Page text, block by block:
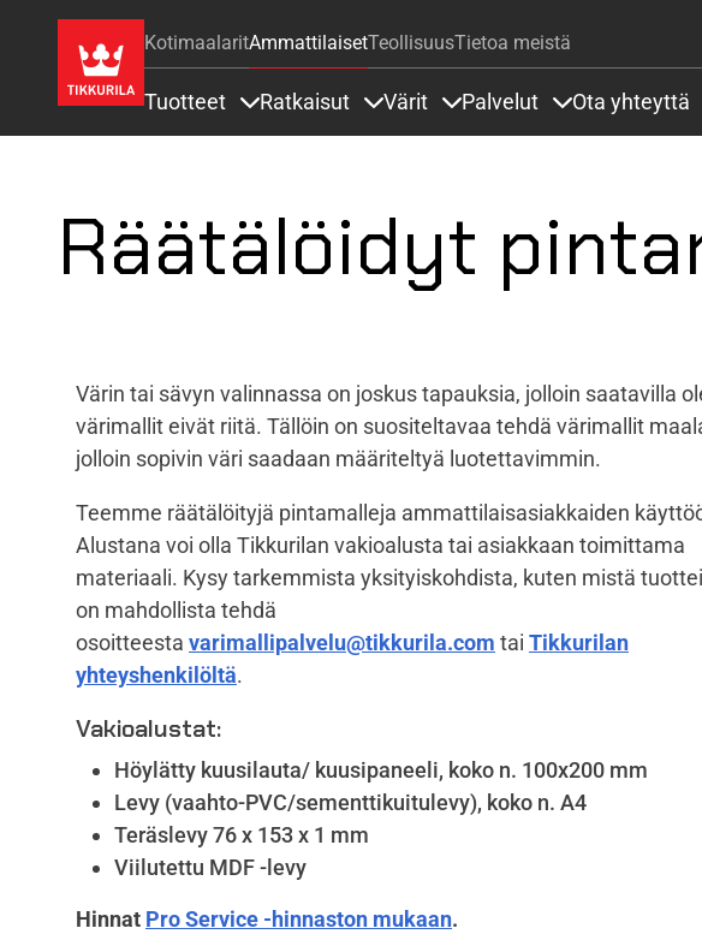
KotimaalaritAmmattilaisetTeollisuusTietoa meistä
Tuotteet Ratkaisut Värit Palvelut Ota yhteyttä
Räätälöidyt
Värin tai sävyn valinnassa on joskus tapauksia, jolloin saatavilla
värimallit eivät riitä. Tällöin on suositeltavaa tehdä värimallit
jolloin sopivin väri saadaan määriteltyä luotettavimmin.
Teemme räätälöityjä pintamalleja ammattilaisasiakkaiden
Alustana voi olla Tikkurilan vakioalusta tai asiakkaan toimittama
materiaali. Kysy tarkemmista yksityiskohdista, kuten mistä
on mahdollista tehdä
osoitteesta varimallipalvelu@tikkurila.com tai Tikkurilan
yhteyshenkilöltä.
Vakioalustat:
Höylätty kuusilauta/ kuusipaneeli, koko n. 100x200 mm
Levy (vaahto-PVC/sementtikuitulevy), koko n. A4
Teräslevy 76 x 153 x 1 mm
Viilutettu MDF -levy
Hinnat Pro Service -hinnaston mukaan.